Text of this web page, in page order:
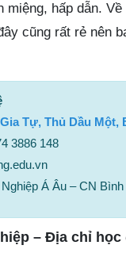
miệng, hấp dẫn.
cũng rất rẻ nên
Tự, Thủ Dầu
3886 148
Á Âu – CN
– Địa chỉ học